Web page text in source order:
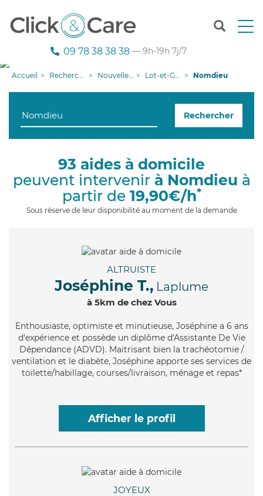
T
n
g
i
09 78 38 38 38 — 9h-19h 7j/7
Accueil Recherche aide à domicile Nouvelle-Aquitaine Lot-et-Garonne Nomdieu
Rechercher
93 aides à domicile
peuvent intervenir à Nomdieu à
partir de 19,90€/h*
Sous réserve de leur disponibilité au moment de la demande
ALTRUISTE
Joséphine T., Laplume
à 5km de chez Vous
Enthousiaste, optimiste et minutieuse, Joséphine a 6 ans
d'expérience et possède un diplôme d'Assistante De Vie
Dépendance (ADVD). Maitrisant bien la trachéotomie /
ventilation et le diabète, Joséphine apporte ses services de
toilette/habillage, courses/livraison, ménage et repas*
Afficher le profil
JOYEUX